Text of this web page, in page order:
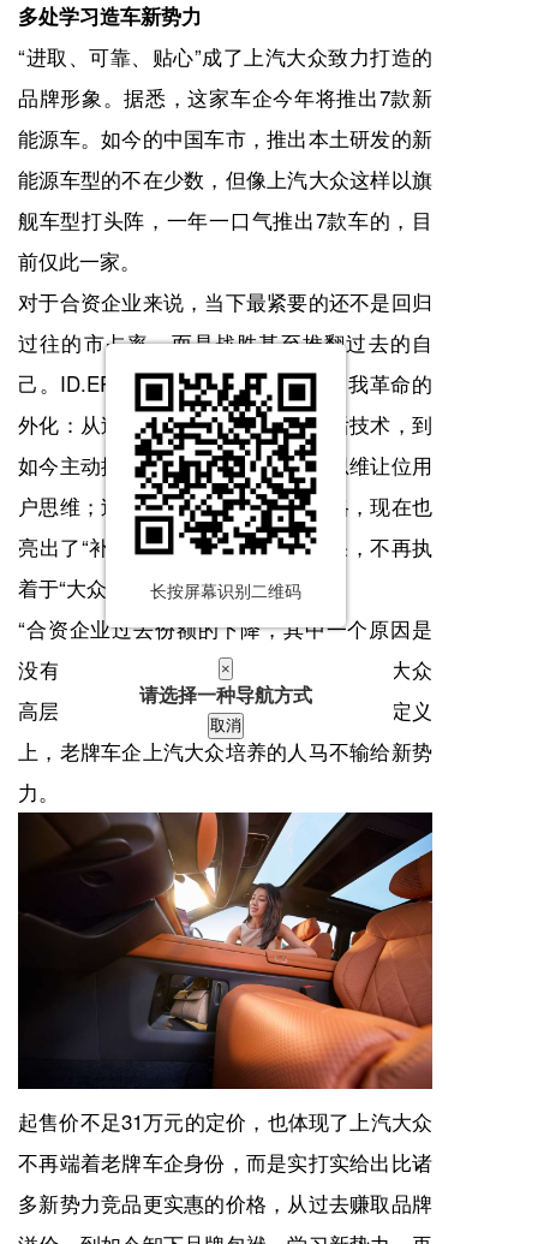
多处学习造车新势力
“进取、可靠、贴心”成了上汽大众致力打造的
品牌形象。据悉，这家车企今年将推出7款新
能源车。如今的中国车市，推出本土研发的新
能源车型的不在少数，但像上汽大众这样以旗
舰车型打头阵，一年一口气推出7款车的，目
前仅此一家。
对于合资企业来说，当下最紧要的还不是回归
过往的市占率，而是战胜甚至推翻过去的自
己。ID.ERA 9X身上正是上汽大众自我革命的
外化：从过去公开质疑增程式是落后技术，到
如今主动推出增程车型，是工程师思维让位用
户思维；过去遵循内饰规整实用风格，现在也
亮出了“补课”智能化、科技感的成果，不再执
着于“大众光环”。
“合资企业过去份额的下降，其中一个原因是
没有把产品定义权拿到中国。”一位上汽大众
高层曾公开表示。上述细节体现了在产品定义
上，老牌车企上汽大众培养的人马不输给新势
力。
起售价不足31万元的定价，也体现了上汽大众
不再端着老牌车企身份，而是实打实给出比诸
多新势力竞品更实惠的价格，从过去赚取品牌
长按屏幕识别二维码
×
请选择一种导航方式
取消